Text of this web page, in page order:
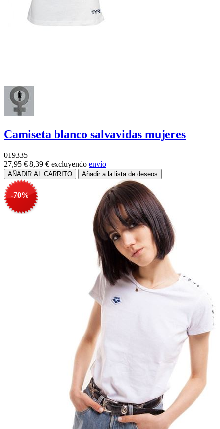
Camiseta blanco salvavidas mujeres
019335
27,95 € 8,39 € excluyendo envío
-70%